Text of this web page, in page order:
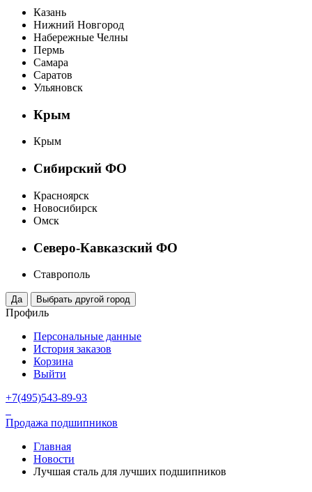
Казань
Нижний Новгород
Набережные Челны
Пермь
Самара
Саратов
Ульяновск
Крым
Крым
Сибирский ФО
Красноярск
Новосибирск
Омск
Северо-Кавказский ФО
Ставрополь
Профиль
Персональные данные
История заказов
Корзина
Выйти
+7(495)543-89-93
Продажа подшипников
Главная
Новости
Лучшая сталь для лучших подшипников